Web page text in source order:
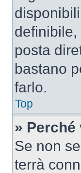
posta
bastano
farlo.
Top
»
Se non
terrà